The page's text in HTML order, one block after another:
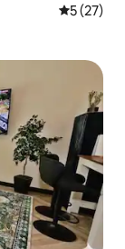
საშუალო
5 (27)